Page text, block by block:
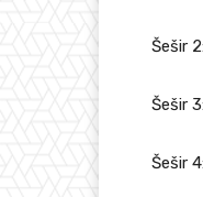
Šešir
Šešir
Šešir